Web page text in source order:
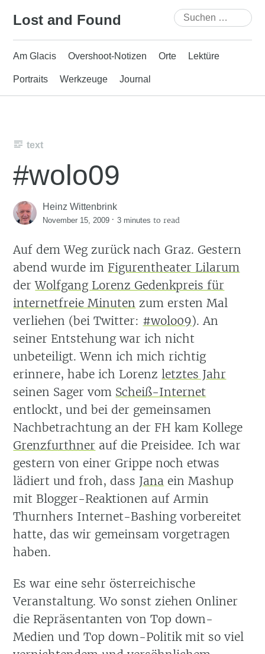
Lost and Found
Suchen
nach:
Am Glacis Overshoot-Notizen Orte Lektüre
Portraits Werkzeuge Journal
text
#wolo09
Heinz Wittenbrink
November 15, 2009 ·3 minutes to read
Auf dem Weg zurück nach Graz. Gestern
abend wurde im Figurentheater Lilarum
derWolfgang Lorenz Gedenkpreis für
internetfreie Minuten zum ersten Mal
verliehen (bei Twitter: #wolo09). An
seiner Entstehung war ich nicht
unbeteiligt. Wenn ich mich richtig
erinnere, habe ich Lorenzletztes Jahr
seinen Sager vom Scheiß-Internet
entlockt, und bei der gemeinsamen
Nachbetrachtung an der FH kam Kollege
Grenzfurthner auf die Preisidee. Ich war
gestern von einer Grippe noch etwas
lädiert und froh, dass Jana ein Mashup
mit Blogger-Reaktionen auf Armin
Thurnhers Internet-Bashing vorbereitet
hatte, das wir gemeinsam vorgetragen
haben.
Es war eine sehr österreichische
Veranstaltung. Wo sonst ziehen Onliner
die Repräsentanten von Top down-
Medien und Top down-Politik mit so viel